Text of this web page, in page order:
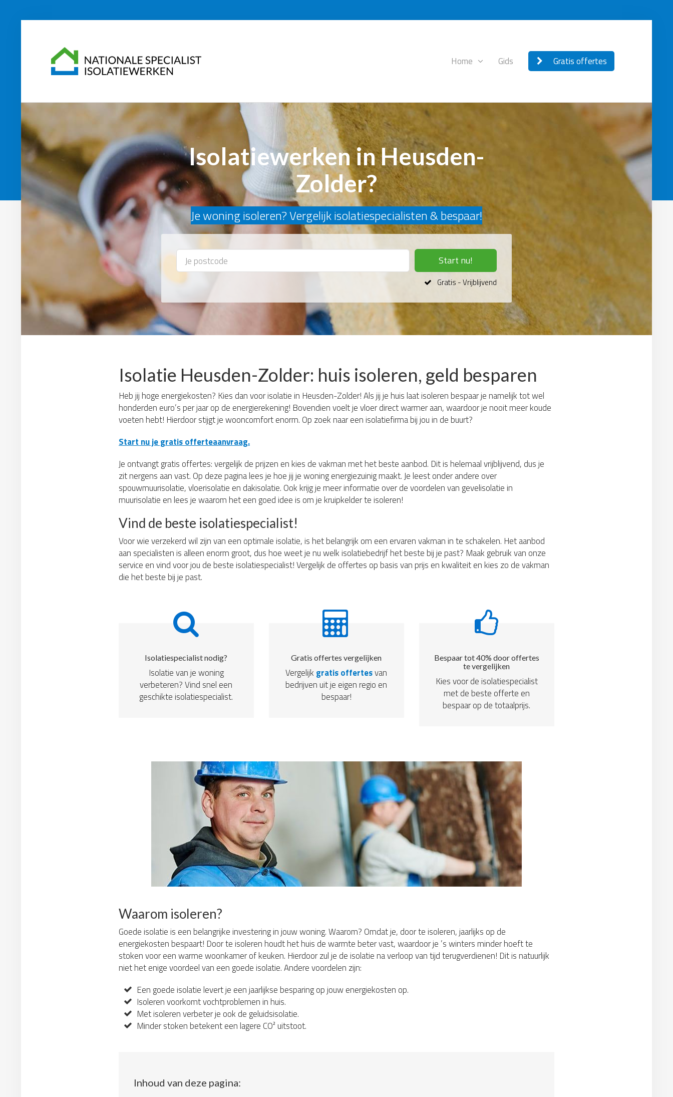
Home Gids Gratis offertes
Isolatiewerken in Heusden-
Zolder?
Je woning isoleren? Vergelijk isolatiespecialisten & bespaar!
Start nu!
Gratis - Vrijblijvend
Isolatie Heusden-Zolder: huis isoleren, geld besparen
Heb jij hoge energiekosten? Kies dan voor isolatie in Heusden-Zolder! Als jij je huis laat isoleren bespaar je namelijk tot wel
honderden euro’s per jaar op de energierekening! Bovendien voelt je vloer direct warmer aan, waardoor je nooit meer koude
voeten hebt! Hierdoor stijgt je wooncomfort enorm. Op zoek naar een isolatiefirma bij jou in de buurt?
Start nu je gratis offerteaanvraag.
Je ontvangt gratis offertes: vergelijk de prijzen en kies de vakman met het beste aanbod. Dit is helemaal vrijblijvend, dus je
zit nergens aan vast. Op deze pagina lees je hoe jij je woning energiezuinig maakt. Je leest onder andere over
spouwmuurisolatie, vloerisolatie en dakisolatie. Ook krijg je meer informatie over de voordelen van gevelisolatie in
muurisolatie en lees je waarom het een goed idee is om je kruipkelder te isoleren!
Vind de beste isolatiespecialist!
Voor wie verzekerd wil zijn van een optimale isolatie, is het belangrijk om een ervaren vakman in te schakelen. Het aanbod
aan specialisten is alleen enorm groot, dus hoe weet je nu welk isolatiebedrijf het beste bij je past? Maak gebruik van onze
service en vind voor jou de beste isolatiespecialist! Vergelijk de offertes op basis van prijs en kwaliteit en kies zo de vakman
die het beste bij je past.
Isolatiespecialist nodig?
Isolatie van je woning
verbeteren? Vind snel een
geschikte isolatiespecialist.
Gratis offertes vergelijken
Vergelijk gratis offertesvan
bedrijven uit je eigen regio en
bespaar!
Bespaar tot 40% door offertes
te vergelijken
Kies voor de isolatiespecialist
met de beste offerte en
bespaar op de totaalprijs.
Waarom isoleren?
Goede isolatie is een belangrijke investering in jouw woning. Waarom? Omdat je, door te isoleren, jaarlijks op de
energiekosten bespaart! Door te isoleren houdt het huis de warmte beter vast, waardoor je ’s winters minder hoeft te
stoken voor een warme woonkamer of keuken. Hierdoor zul je de isolatie na verloop van tijd terugverdienen! Dit is natuurlijk
niet het enige voordeel van een goede isolatie. Andere voordelen zijn:
Een goede isolatie levert je een jaarlijkse besparing op jouw energiekosten op.
Isoleren voorkomt vochtproblemen in huis.
Met isoleren verbeter je ook de geluidsisolatie.
Minder stoken betekent een lagere CO² uitstoot.
Inhoud van deze pagina: